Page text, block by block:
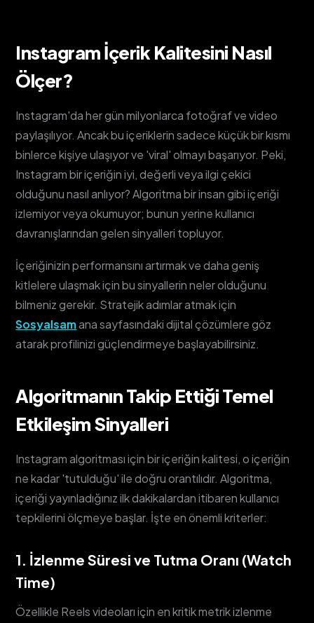
Instagram İçerik Kalitesini Nasıl
Ölçer?
Instagram'da her gün milyonlarca fotoğraf ve video
paylaşılıyor. Ancak bu içeriklerin sadece küçük bir kısmı
binlerce kişiye ulaşıyor ve 'viral' olmayı başarıyor. Peki,
Instagram bir içeriğin iyi, değerli veya ilgi çekici
olduğunu nasıl anlıyor? Algoritma bir insan gibi içeriği
izlemiyor veya okumuyor; bunun yerine kullanıcı
davranışlarından gelen sinyalleri topluyor.
İçeriğinizin performansını artırmak ve daha geniş
kitlelere ulaşmak için bu sinyallerin neler olduğunu
bilmeniz gerekir. Stratejik adımlar atmak için
Sosyalsamana sayfasındaki dijital çözümlere göz
atarak profilinizi güçlendirmeye başlayabilirsiniz.
Algoritmanın Takip Ettiği Temel
Etkileşim Sinyalleri
Instagram algoritması için bir içeriğin kalitesi, o içeriğin
ne kadar 'tutulduğu' ile doğru orantılıdır. Algoritma,
içeriği yayınladığınız ilk dakikalardan itibaren kullanıcı
tepkilerini ölçmeye başlar. İşte en önemli kriterler:
1. İzlenme Süresi ve Tutma Oranı (Watch
Time)
Özellikle Reels videoları için en kritik metrik izlenme